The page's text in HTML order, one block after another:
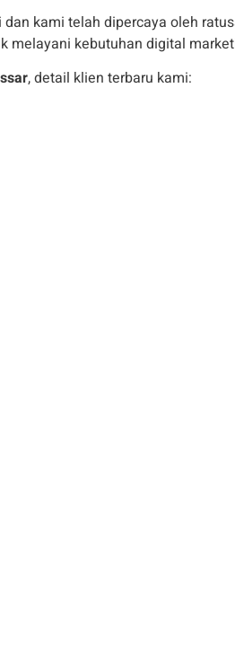
kami telah dipercaya oleh
melayani kebutuhan digital
, detail klien terbaru kami: